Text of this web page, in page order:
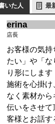
いた人 最
erina
店長
お客様の気持
たい」や「
り形にしま
施術を心掛け
なく素材か
伝いをさせて
客様とお話す